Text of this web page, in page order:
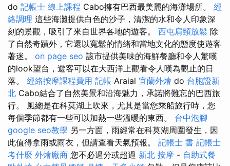
do 記帳士 線上課程 Cabo擁有巴西最美麗的海灘場所。 經
絡調理 這些海灘提供白色的沙子，清潔的水和令人印象深
刻的景觀，吸引了來自世界各地的遊客。 西屯肩頸放鬆 除
了自然奇蹟外，它還以寬鬆的情緒和當地文化的態度使遊客
著迷。 on page seo 該市提供美味的海鮮餐廳和令人驚嘆
的look望台，遊客可以在大西洋上觀看令人嘆為觀止的日
落。 經絡按摩課程費用 記帳 Araial 宜蘭外燴 do 台胞證新
北 Cabo結合了自然美景和沿海魅力，承諾將難忘的巴西旅
行。 風總是在科莫湖上吹來，尤其是當您乘船旅行時，您
每個季節都有一些可以加熱一些溫暖的東西。 台中泡腳
google seo教學 另一方面，雨經常在科莫湖周圍發生，因
此值得拿雨或雨衣，但請查看天氣預報。 記帳士 書 記帳士
考什麼 外燴廠商 您不必過分或超過 新北 按摩 - 自助式餐